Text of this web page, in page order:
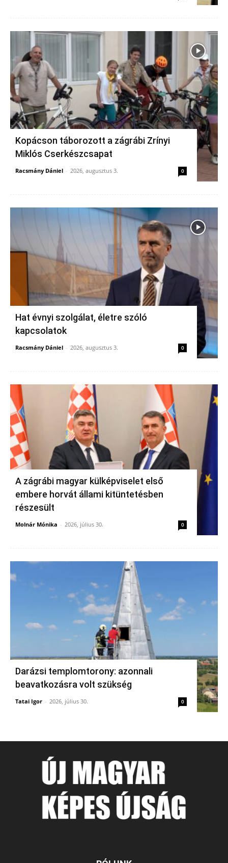
Kopácson táborozott a zágrábi Zrínyi
Miklós Cserkészcsapat
Racsmány Dániel - 2026, augusztus 3. 0
Hat évnyi szolgálat, életre szóló
kapcsolatok
Racsmány Dániel - 2026, augusztus 3. 0
A zágrábi magyar külképviselet első
embere horvát állami kitüntetésben
részesült
Molnár Mónika - 2026, július 30. 0
Darázsi templomtorony: azonnali
beavatkozásra volt szükség
Tatai Igor - 2026, július 30. 0